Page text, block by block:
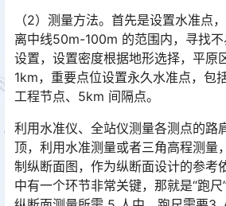
（2）测量方法。首先是设置水准点
离中线50m-100m 的范围内，寻找
设置，设置密度根据地形选择，平原
1km，重要点位设置永久水准点，包
工程节点、5km 间隔点。󠅅󠅃󠄵󠅂󠄪󠇖󠆨󠆨󠇕󠆞󠆒󠅬󠇘󠆭󠆘󠇙󠆝󠅵󠇗󠆭󠆁󠄐󠇗󠅹󠅸󠇖󠆍󠅳󠇖󠅹󠅰󠇖󠆌󠅹
利用水准仪、全站仪测量各测点的路
顶，利用水准测量或者三角高程测量
制纵断面图，作为纵断面设计的参考
中有一个环节非常关键，那就是“跑尺